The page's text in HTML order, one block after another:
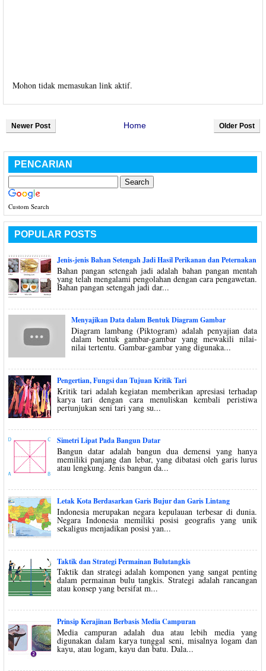
Mohon tidak memasukan link aktif.
Newer Post Older Post
Home
PENCARIAN
Custom Search
POPULAR POSTS
Jenis-jenis Bahan Setengah Jadi Hasil Perikanan dan Peternakan
Bahan pangan setengah jadi adalah bahan pangan mentah
yang telah mengalami pengolahan dengan cara pengawetan.
Bahan pangan setengah jadi dar...
Menyajikan Data dalam Bentuk Diagram Gambar
Diagram lambang (Piktogram) adalah penyajian data
dalam bentuk gambar-gambar yang mewakili nilai-
nilai tertentu. Gambar-gambar yang digunaka...
Pengertian, Fungsi dan Tujuan Kritik Tari
Kritik tari adalah kegiatan memberikan apresiasi terhadap
karya tari dengan cara menuliskan kembali peristiwa
pertunjukan seni tari yang su...
Simetri Lipat Pada Bangun Datar
Bangun datar adalah bangun dua demensi yang hanya
memiliki panjang dan lebar, yang dibatasi oleh garis lurus
atau lengkung. Jenis bangun da...
Letak Kota Berdasarkan Garis Bujur dan Garis Lintang
Indonesia merupakan negara kepulauan terbesar di dunia.
Negara Indonesia memiliki posisi geografis yang unik
sekaligus menjadikan posisi yan...
Taktik dan Strategi Permainan Bulutangkis
Taktik dan strategi adalah komponen yang sangat penting
dalam permainan bulu tangkis. Strategi adalah rancangan
atau konsep yang bersifat m...
Prinsip Kerajinan Berbasis Media Campuran
Media campuran adalah dua atau lebih media yang
digunakan dalam karya tunggal seni, misalnya logam dan
kayu, atau logam, kayu dan batu. Dala...